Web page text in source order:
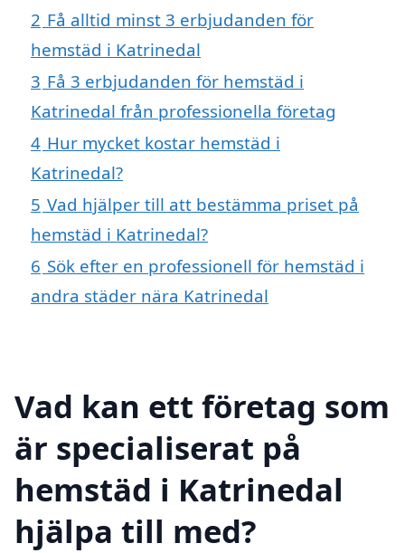
2 Få alltid minst 3 erbjudanden för
hemstäd i Katrinedal
3 Få 3 erbjudanden för hemstäd i
Katrinedal från professionella företag
4 Hur mycket kostar hemstäd i
Katrinedal?
5 Vad hjälper till att bestämma priset på
hemstäd i Katrinedal?
6 Sök efter en professionell för hemstäd i
andra städer nära Katrinedal
Vad kan ett företag som
är specialiserat på
hemstäd i Katrinedal
hjälpa till med?